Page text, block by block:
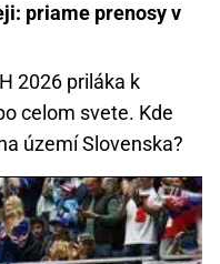
priame prenosy v
2026 priláka k
celom svete. Kde
území Slovenska?